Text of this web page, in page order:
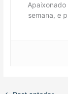
semana, e